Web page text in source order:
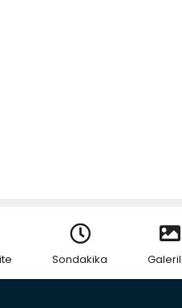
Sondakika